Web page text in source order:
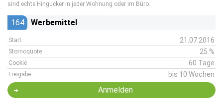
sind echte Hingucker in jeder Wohnung oder im Büro.
164 Werbemittel
Start 21.07.2016
Stornoquote 25 %
Cookie 60 Tage
Freigabe bis 10 Wochen
Anmelden